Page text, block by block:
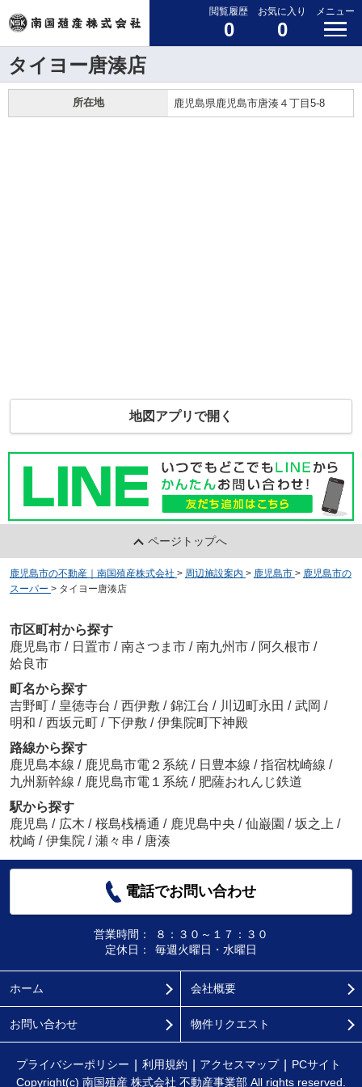
閲覧履歴
0
お気に入り
0
メニュー
タイヨー唐湊店
所在地 鹿児島県鹿児島市唐湊４丁目5-8
地図アプリで開く
ページトップへ
鹿児島市の不動産｜南国殖産株式会社 > 周辺施設案内 > 鹿児島市 > 鹿児島市の
スーパー > タイヨー唐湊店
市区町村から探す
鹿児島市 / 日置市 / 南さつま市 / 南九州市 / 阿久根市 /
姶良市
町名から探す
吉野町 / 皇徳寺台 / 西伊敷 / 錦江台 / 川辺町永田 / 武岡 /
明和 / 西坂元町 / 下伊敷 / 伊集院町下神殿
路線から探す
鹿児島本線 / 鹿児島市電２系統 / 日豊本線 / 指宿枕崎線 /
九州新幹線 / 鹿児島市電１系統 / 肥薩おれんじ鉄道
駅から探す
鹿児島 / 広木 / 桜島桟橋通 / 鹿児島中央 / 仙巌園 / 坂之上 /
枕崎 / 伊集院 / 瀬々串 / 唐湊
電話でお問い合わせ
営業時間：
８：３０～１７：３０
定休日：
毎週火曜日・水曜日
ホーム 会社概要
お問い合わせ 物件リクエスト
プライバシーポリシー 利用規約 アクセスマップ
PCサイト
Copyright(c) 南国殖産 株式会社 不動産事業部 All rights reserved.